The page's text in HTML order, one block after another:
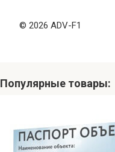
© 2026 ADV-F1
Популярные товары: